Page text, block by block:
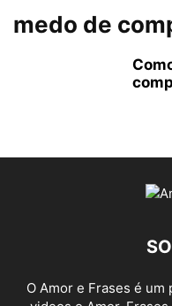
medo de
O Amor e Frases é